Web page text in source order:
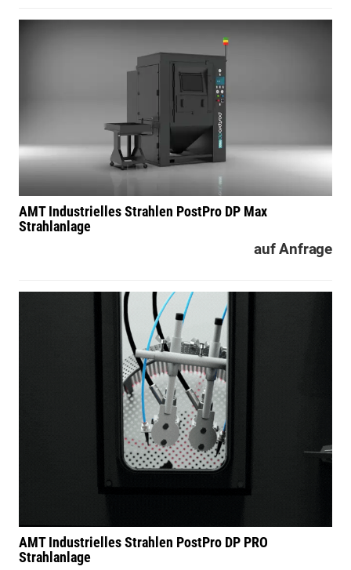
AMT Industrielles Strahlen PostPro DP Max
Strahlanlage
auf Anfrage
AMT Industrielles Strahlen PostPro DP PRO
Strahlanlage